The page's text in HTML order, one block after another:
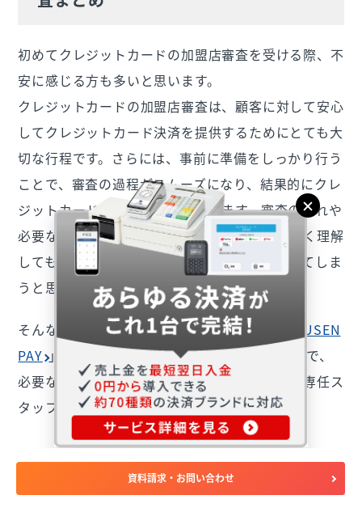
初めてクレジットカードの加盟店審査を受ける際、不
安に感じる方も多いと思います。
クレジットカードの加盟店審査は、顧客に対して安心
してクレジットカード決済を提供するためにとても大
切な行程です。さらには、事前に準備をしっかり行う
ことで、審査の過程がスムーズになり、結果的にクレ
ジットカード決済の導入が早まります。審査の流れや
必要な準備事項、審査に通るためのコツを正しく理解
しても、提出に必要な審査資料など不安が残ってしま
うと思います。
そんな方には、キャッシュレス決済サービス「
USEN
PAY 」などの決済代行サービスを利用することで、
必要な決済端末の手配と審査資料のご準備まで専任ス
タッフがフォローさせていただきます。
クレジットカード決済の導入は「USEN PAY
シリーズ」がおすすめ
資料請求・お問い合わせ